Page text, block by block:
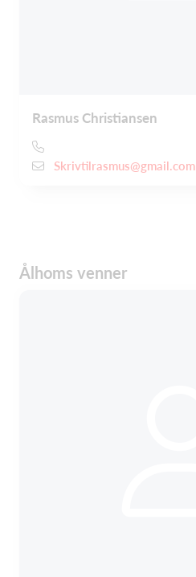
Rasmus Christiansen
Skrivtilrasmus@gmail.com
Ålhoms venner